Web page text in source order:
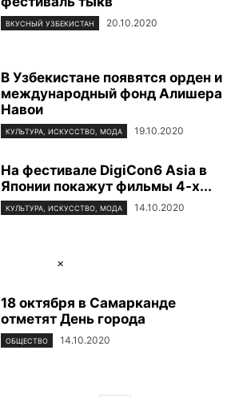
ВКУСНЫЙ УЗБЕКИСТАН 20.10.2020
В Узбекистане появятся орден и
международный фонд Алишера
Навои
КУЛЬТУРА, ИСКУССТВО, МОДА 19.10.2020
На фестивале DigiCon6 Asia в
Японии покажут фильмы 4-х...
КУЛЬТУРА, ИСКУССТВО, МОДА 14.10.2020
×
18 октября в Самарканде
отметят День города
ОБЩЕСТВО 14.10.2020